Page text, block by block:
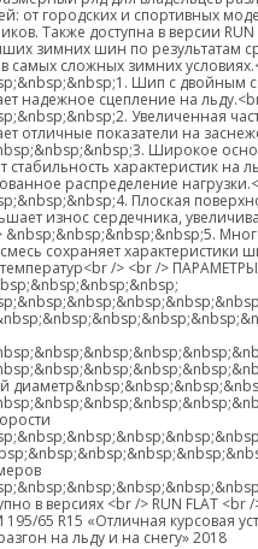
от городских и спортивных
Также доступна в версии RUN
зимних шин по результатам
самых сложных зимних
Шип с двойным
надежное сцепление на
Увеличенная
отличные показатели на
Широкое
стабильность характеристик на
распределение
Плоская
износ сердечника,
&nbsp;&nbsp;&nbsp;&nbsp;5.
сохраняет характеристики
/> <br />
в версиях <br /> RUN FLAT
195/65 R15 «Отличная курсовая
на льду и на снегу» 2018